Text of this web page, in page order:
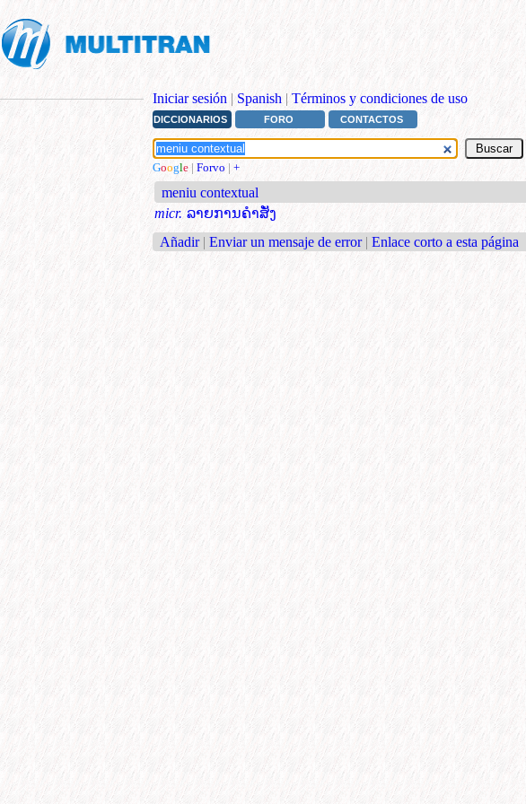
Iniciar sesión | Spanish | Términos y condiciones de uso
DICCIONARIOS FORO CONTACTOS
Google | Forvo | +
meniu contextual
micr. ລາຍການຄຳສັ່ງ
Añadir | Enviar un mensaje de error | Enlace corto a esta página